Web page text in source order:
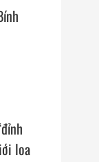
loa